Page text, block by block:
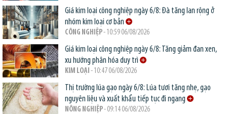
Giá kim loại công nghiệp ngày 6/8: Đà tăng lan rộng ở
nhóm kim loại cơ bản
CÔNG NGHIỆP- 10:59 06/08/2026
Giá kim loại công nghiệp ngày 6/8: Tăng giảm đan xen,
xu hướng phân hóa duy trì
KIM LOẠI - 10:47 06/08/2026
Thị trường lúa gạo ngày 6/8: Lúa tươi tăng nhẹ, gạo
nguyên liệu và xuất khẩu tiếp tục đi ngang
NÔNG NGHIỆP- 09:14 06/08/2026